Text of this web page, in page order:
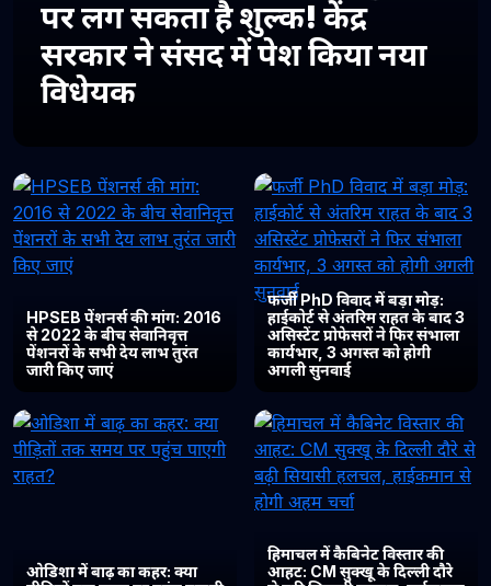
पर लग सकता है शुल्क! केंद्र
सरकार ने संसद में पेश किया नया
विधेयक
HPSEB पेंशनर्स की मांग: 2016
से 2022 के बीच सेवानिवृत्त
पेंशनरों के सभी देय लाभ तुरंत
जारी किए जाएं
फर्जी PhD विवाद में बड़ा मोड़:
हाईकोर्ट से अंतरिम राहत के बाद 3
असिस्टेंट प्रोफेसरों ने फिर संभाला
कार्यभार, 3 अगस्त को होगी
अगली सुनवाई
ओडिशा में बाढ़ का कहर: क्या
हिमाचल में कैबिनेट विस्तार की
आहट: CM सुक्खू के दिल्ली दौरे